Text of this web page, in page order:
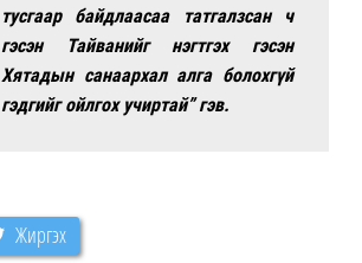
тусгаар байдлаасаа татгалзсан ч
гэсэн Тайванийг нэгтгэх гэсэн
Хятадын санаархал алга болохгүй
гэдгийг ойлгох учиртай” гэв.
Жиргэх